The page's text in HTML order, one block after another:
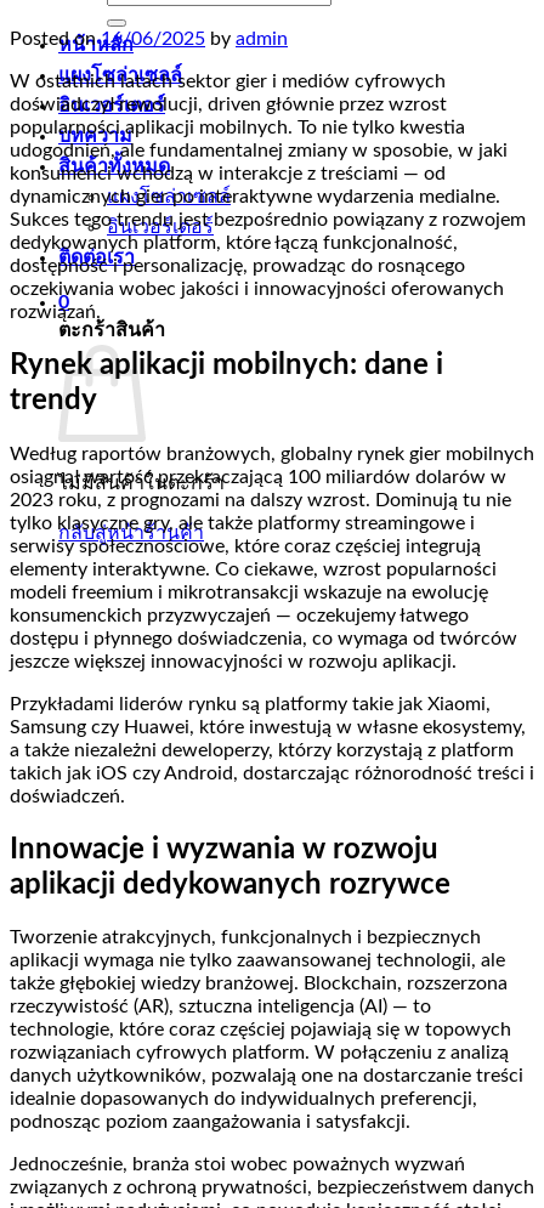
หน้าหลัก
แผงโซล่าเซลล์
อินเวอร์เตอร์
บทความ
สินค้าทั้งหมด
แผงโซล่าเซลล์
อินเวอร์เตอร์
ติดต่อเรา
0
ตะกร้าสินค้า
ไม่มีสินค้าในตะกร้า
กลับสู่หน้าร้านค้า
Posted on16/06/2025 by admin
W ostatnich latach sektor gier i mediów cyfrowych
doświadczył rewolucji, driven głównie przez wzrost
popularności aplikacji mobilnych. To nie tylko kwestia
udogodnień, ale fundamentalnej zmiany w sposobie, w jaki
konsumenci wchodzą w interakcje z treściami — od
dynamicznych gier po interaktywne wydarzenia medialne.
Sukces tego trendu jest bezpośrednio powiązany z rozwojem
dedykowanych platform, które łączą funkcjonalność,
dostępność i personalizację, prowadząc do rosnącego
oczekiwania wobec jakości i innowacyjności oferowanych
rozwiązań.
Rynek aplikacji mobilnych: dane i
trendy
Według raportów branżowych, globalny rynek gier mobilnych
osiągnął wartość przekraczającą 100 miliardów dolarów w
2023 roku, z prognozami na dalszy wzrost. Dominują tu nie
tylko klasyczne gry, ale także platformy streamingowe i
serwisy społecznościowe, które coraz częściej integrują
elementy interaktywne. Co ciekawe, wzrost popularności
modeli freemium i mikrotransakcji wskazuje na ewolucję
konsumenckich przyzwyczajeń — oczekujemy łatwego
dostępu i płynnego doświadczenia, co wymaga od twórców
jeszcze większej innowacyjności w rozwoju aplikacji.
Przykładami liderów rynku są platformy takie jak Xiaomi,
Samsung czy Huawei, które inwestują w własne ekosystemy,
a także niezależni deweloperzy, którzy korzystają z platform
takich jak iOS czy Android, dostarczając różnorodność treści i
doświadczeń.
Innowacje i wyzwania w rozwoju
aplikacji dedykowanych rozrywce
Tworzenie atrakcyjnych, funkcjonalnych i bezpiecznych
aplikacji wymaga nie tylko zaawansowanej technologii, ale
także głębokiej wiedzy branżowej. Blockchain, rozszerzona
rzeczywistość (AR), sztuczna inteligencja (AI) — to
technologie, które coraz częściej pojawiają się w topowych
rozwiązaniach cyfrowych platform. W połączeniu z analizą
danych użytkowników, pozwalają one na dostarczanie treści
idealnie dopasowanych do indywidualnych preferencji,
podnosząc poziom zaangażowania i satysfakcji.
Jednocześnie, branża stoi wobec poważnych wyzwań
związanych z ochroną prywatności, bezpieczeństwem danych